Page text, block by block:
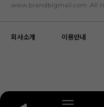
www.brandbigmall.com .All
회사소개 이용안내